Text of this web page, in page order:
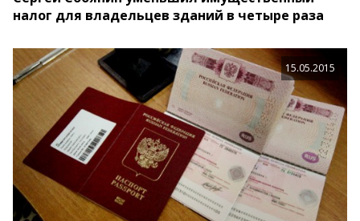
налог для владельцев зданий в четыре раза
15.05.2015